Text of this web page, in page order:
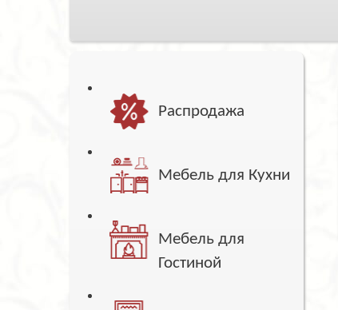
Распродажа
Мебель для Кухни
Мебель для
Гостиной